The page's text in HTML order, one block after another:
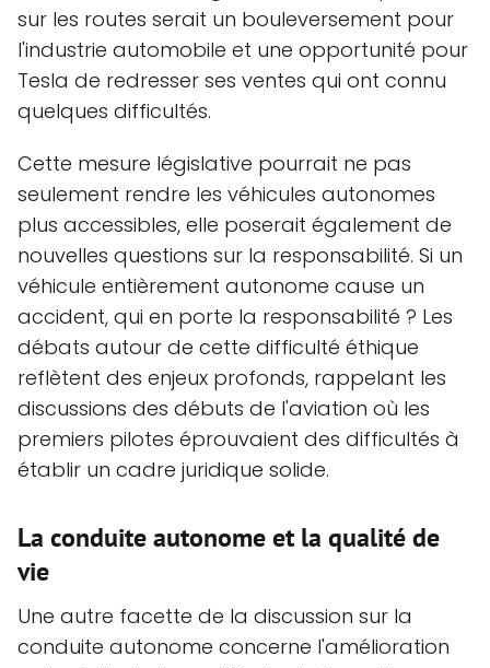
sur les routes serait un bouleversement pour
l'industrie automobile et une opportunité pour
Tesla de redresser ses ventes qui ont connu
quelques difficultés.
Cette mesure législative pourrait ne pas
seulement rendre les véhicules autonomes
plus accessibles, elle poserait également de
nouvelles questions sur la responsabilité. Si un
véhicule entièrement autonome cause un
accident, qui en porte la responsabilité ? Les
débats autour de cette difficulté éthique
reflètent des enjeux profonds, rappelant les
discussions des débuts de l'aviation où les
premiers pilotes éprouvaient des difficultés à
établir un cadre juridique solide.
La conduite autonome et la qualité de
vie
Une autre facette de la discussion sur la
conduite autonome concerne l'amélioration